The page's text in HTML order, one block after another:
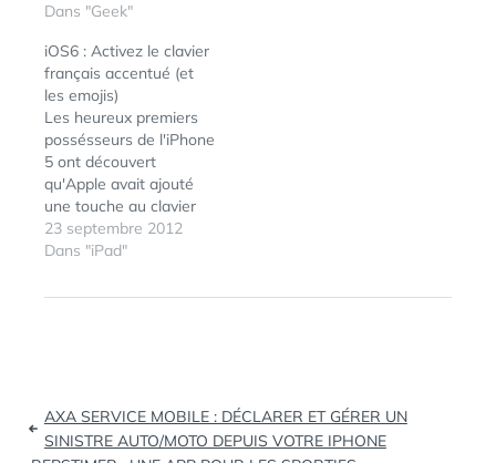
ces derniers sont sales
même si vous les
rangez
systématiquement à
l’intérieur de leur boîtier,
et que vous avez une
protection pour ce
dernier. Ce petit filet
noir…
Dans "Geek"
iOS6 : Activez le clavier
français accentué (et
les emojis)
Les heureux premiers
possésseurs de l'iPhone
5 ont découvert
qu'Apple avait ajouté
une touche au clavier
virtuel de l'iphone : une
apostrophe, situé à
Cette touche se modifie
23 septembre 2012
Dans "iPad"
Navigation
de
AXA SERVICE MOBILE : DÉCLARER ET GÉRER UN
SINISTRE AUTO/MOTO DEPUIS VOTRE IPHONE